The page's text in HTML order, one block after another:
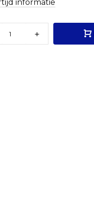
informatie
+